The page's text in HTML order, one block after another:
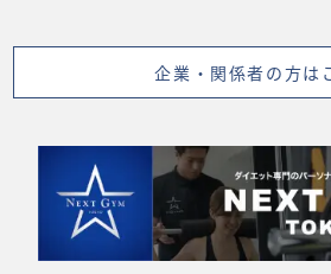
企業・関係者の方は